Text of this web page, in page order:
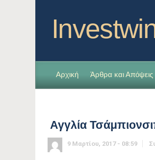
Αρχική Άρθρα και Απόψεις
Αγγλία
9 Μαρτίου, 2017 - 08:59